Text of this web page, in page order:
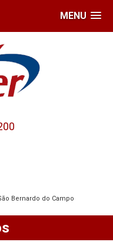
MENU
Bernardo do Campo